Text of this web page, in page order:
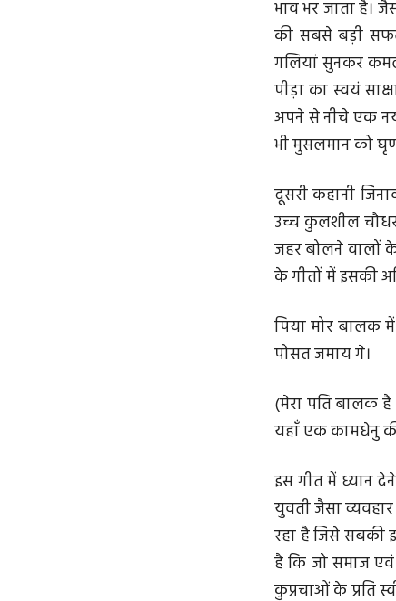
भाव भर जाता है।
की सबसे बड़ी
गलियां सुनकर
पीड़ा का स्वयं
अपने से नीचे एक
भी मुसलमान को
दूसरी कहानी
उच्च कुलशील
जहर बोलने वालों के
के गीतों में इसकी
पिया मोर बालक
पोसत जमाय गे।
(मेरा पति बालक
यहाँ एक कामधेनु
इस गीत में ध्यान
युवती जैसा
रहा है जिसे सबकी
है कि जो समाज
कुप्रचाओं के प्रति